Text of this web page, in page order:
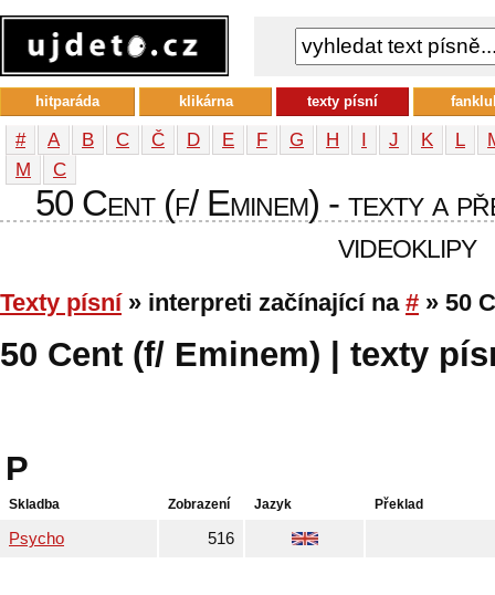
# A B C Č D E F G H I J K L
М
С
50 Cent (f/ Eminem) - texty a
videoklipy
Texty písní» interpreti začínající na # » 50
50 Cent (f/ Eminem) | texty
P
Skladba Zobrazení Jazyk Překlad
Psycho 516
hitparáda klikárna texty písní